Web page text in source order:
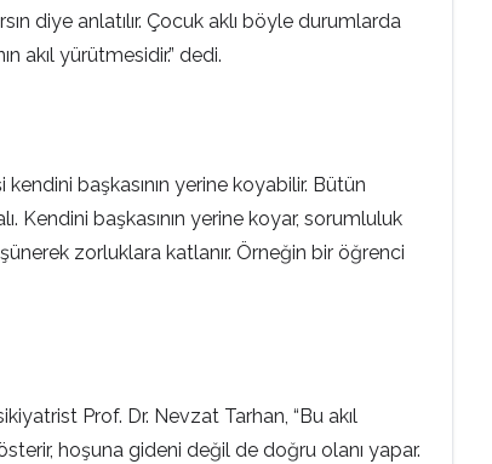
diye anlatılır. Çocuk aklı böyle durumlarda
akıl yürütmesidir.” dedi.
başkasının yerine koyabilir. Bütün
Kendini başkasının yerine koyar, sorumluluk
zorluklara katlanır. Örneğin bir öğrenci
Prof. Dr. Nevzat Tarhan, “Bu akıl
hoşuna gideni değil de doğru olanı yapar.